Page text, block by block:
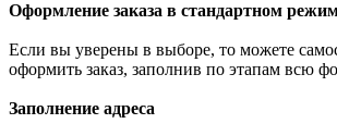
Оформление заказа в стандартном
Если вы уверены в выборе, то можете
оформить заказ, заполнив по этапам всю
Заполнение адреса